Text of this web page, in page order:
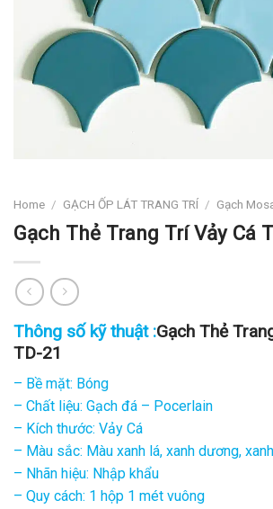
Home / GẠCH ỐP LÁT TRANG TRÍ / Gạch
Gạch Thẻ Trang Trí Vảy Cá
Thông số kỹ thuật :Gạch Thẻ
TD-21
– Bề mặt: Bóng
– Chất liệu: Gạch đá – Pocerlain
– Kích thước: Vảy Cá
– Màu sắc: Màu xanh lá, xanh dương,
– Nhãn hiệu: Nhập khẩu
– Quy cách: 1 hộp 1 mét vuông